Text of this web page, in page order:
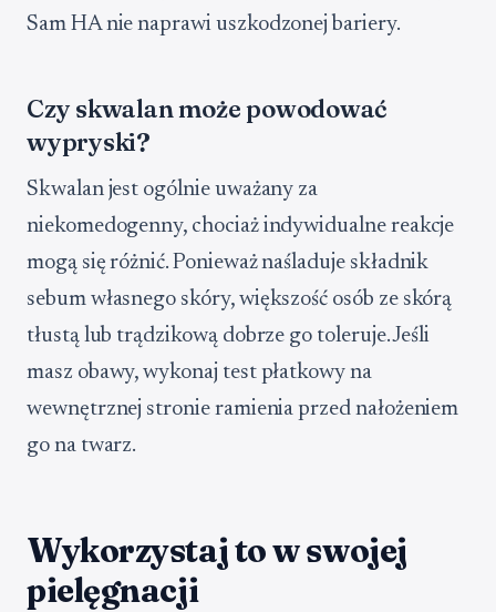
Sam HA nie naprawi uszkodzonej bariery.
Czy skwalan może powodować
wypryski?
Skwalan jest ogólnie uważany za
niekomedogenny, chociaż indywidualne reakcje
mogą się różnić. Ponieważ naśladuje składnik
sebum własnego skóry, większość osób ze skórą
tłustą lub trądzikową dobrze go toleruje. Jeśli
masz obawy, wykonaj test płatkowy na
wewnętrznej stronie ramienia przed nałożeniem
go na twarz.
Wykorzystaj to w swojej
pielęgnacji